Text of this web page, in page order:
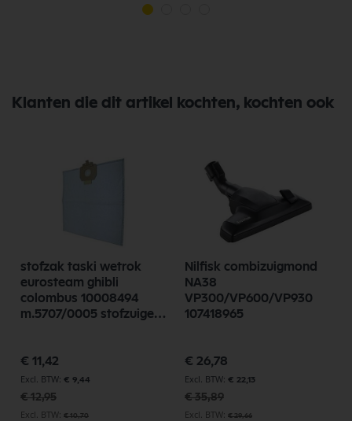
Klanten die dit artikel kochten, kochten ook
stofzak taski wetrok
eurosteam ghibli
colombus 10008494
m.5707/0005 stofzuiger
Speciale
prijs
€ 11,42
€ 9,44
€ 12,95
€ 10,70
Nilfisk combizuigmond
NA38
VP300/VP600/VP930
107418965
Speciale
prijs
€ 26,78
€ 22,13
€ 35,89
€ 29,66